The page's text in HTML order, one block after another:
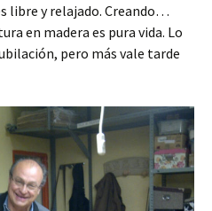
libre y relajado. Creando…
en madera es pura vida. Lo
pero más vale tarde